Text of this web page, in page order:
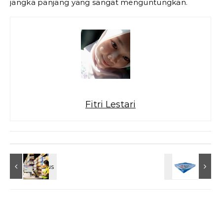
jangka panjang yang sangat menguntungkan.
Fitri Lestari